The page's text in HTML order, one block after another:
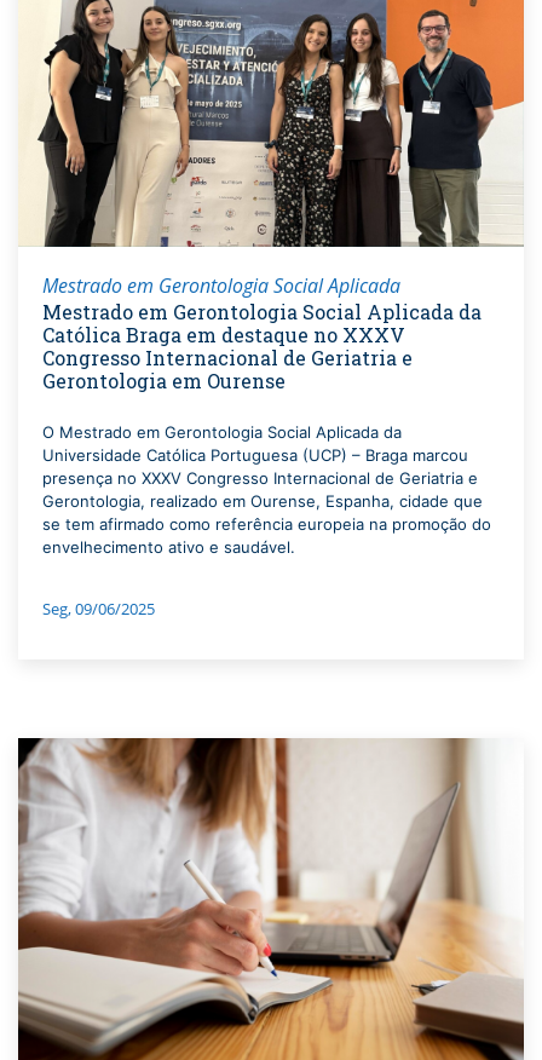
Mestrado em Gerontologia Social Aplicada
Mestrado em Gerontologia Social Aplicada da
Católica Braga em destaque no XXXV
Congresso Internacional de Geriatria e
Gerontologia em Ourense
O Mestrado em Gerontologia Social Aplicada da
Universidade Católica Portuguesa (UCP) – Braga marcou
presença no XXXV Congresso Internacional de Geriatria e
Gerontologia, realizado em Ourense, Espanha, cidade que
se tem afirmado como referência europeia na promoção do
envelhecimento ativo e saudável.
Seg, 09/06/2025